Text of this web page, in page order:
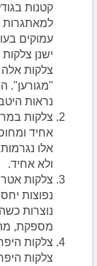
קטנות
למאתגרות
עמוקים
ישנן
צלקות
"מגורען".
נראות
צלקות
אחיד
אלו
ולא אחיד.
צלקות
נפוצות
נוצרות
מספקת,
צלקות
צלקות